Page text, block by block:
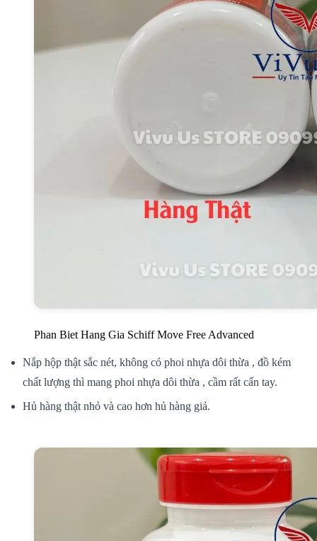
Phan Biet Hang Gia Schiff Move Free Advanced
Nắp hộp thật sắc nét, không có phoi nhựa dôi thừa , đồ kém
chất lượng thì mang phoi nhựa dôi thừa , cầm rất cấn tay.
Hủ hàng thật nhỏ và cao hơn hủ hàng giả.